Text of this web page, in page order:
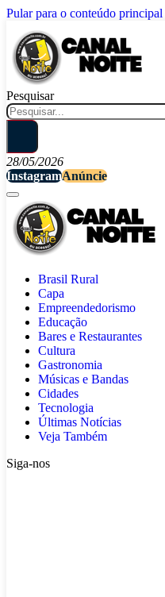
Pular para o conteúdo principal
Pesquisar
28/05/2026
InstagramAnúncie
Brasil Rural
Capa
Empreendedorismo
Educação
Bares e Restaurantes
Cultura
Gastronomia
Músicas e Bandas
Cidades
Tecnologia
Últimas Notícias
Veja Também
Siga-nos